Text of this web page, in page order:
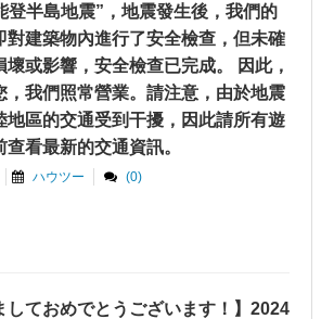
登半島地震”，地震發生後，我們的
對建築物內進行了安全檢查，但未確
壞或影響，安全檢查已完成。 因此，
，我們照常營業。請注意，由於地震
地區的交通受到干擾，因此請所有遊
看最新的交通資訊。
ハウツー (0)
しておめでとうございます！】2024